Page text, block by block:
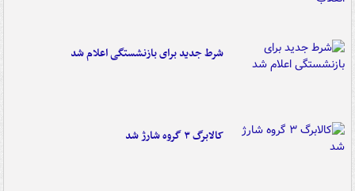
شرط جدید برای بازنشستگی اعلام شد
کالابرگ ۳ گروه شارژ شد